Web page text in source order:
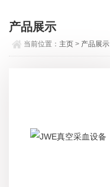
产品展示
当前位置： 主页 > 产品展示